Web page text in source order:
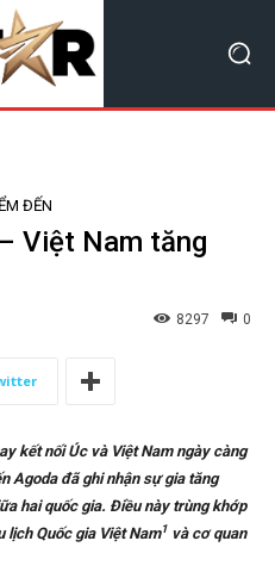
ĐẾN
Việt Nam tăng
0
8297
kết nối Úc và Việt Nam ngày càng
Agoda đã ghi nhận sự gia tăng
hai quốc gia. Điều này trùng khớp
Quốc gia Việt Nam1 và cơ quan